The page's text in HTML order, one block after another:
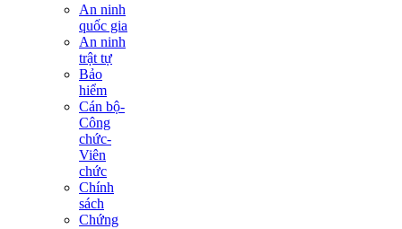
An ninh
quốc gia
An ninh
trật tự
Bảo
hiểm
Cán bộ-
Công
chức-
Viên
chức
Chính
sách
Chứng